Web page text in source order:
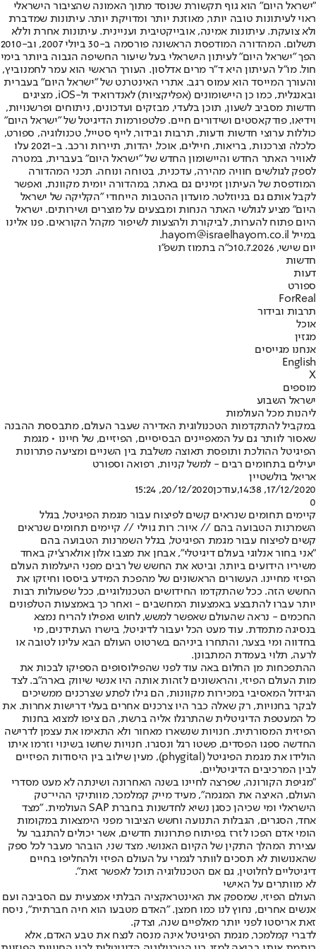
"ישראל היום" הוא גוף תקשורת שנוסד מתוך האמונה שהציבור הישראלי
ראוי לעיתונות טובה יותר, מאוזנת יותר ומדויקת יותר. עיתונות שמדברת
ולא צועקת. עיתונות אמינה, אובייקטיבית ועניינית. עיתונות אחרת וללא
תשלום. המהדורה המודפסת הראשונה פורסמה ב-30 ביולי 2007, וב-2010
הפך "ישראל היום" לעיתון הישראלי בעל שיעור החשיפה הגבוה ביותר בימי
חול. מו"ל העיתון היא ד"ר מרים אדלסון. העורך הראשי הוא עמר לחמנוביץ,
והעורך המייסד הוא עמוס רגב. אתרי האינטרנט של "ישראל היום" בעברית
ובאנגלית, כמו כן היישומונים (אפליקציות) לאנדרואיד ול-iOS, מציגים
חדשות מסביב לשעון, תוכן בלעדי, מבזקים ועדכונים, ניתוחים ופרשנויות,
וידיאו, פודקאסטים ושידורים חיים. פלטפורמות הדיגיטל של "ישראל היום"
כוללות ערוצי חדשות ודעות, תרבות ובידור, לייף סטייל, טכנולוגיה, ספורט,
כלכלה וצרכנות, בריאות, חיילים, אוכל, יהדות, תיירות ורכב. ב-2021 עלו
לאוויר האתר החדש והיישומון החדש של "ישראל היום" בעברית, במטרה
לספק לגולשים חוויה מהירה, עדכנית, בטוחה ונוחה. תכני המהדורה
המודפסת של העיתון זמינים גם באתר, במהדורה יומית מקוונת, ואפשר
לקבל אותם גם בניוזלטר. מועדון ההטבות הייחודי "הקליקה של ישראל
היום" מציע לגולשי האתר הנחות ומבצעים על מוצרים ושירותים. ישראל
היום פתוח להערות, לביקורת ולהצעות לשיפור מקהל הקוראים. פנו אלינו
במייל hayom@israelhayom.co.il.
יום שישי, 10.7.2026
כ"ה בתמוז תשפ"ו
חדשות
דעות
ספורט
ForReal
תרבות ובידור
אוכל
מגזין
אנחנו מגייסים
English
X
מוספים
ישראל השבוע
ליהנות מכל העולמות
במקביל להתקדמות הטכנולוגית האדירה שעבר העולם, מתבססת ההבנה
שאסור לוותר גם על המאפיינים הבסיסיים, הפיזיים, של חיינו • מגמת
הפיגיטל ההולכת ותופסת תאוצה משלבת בין השניים ומציעה פתרונות
יעילים בתחומים רבים - למשל קניות, רפואה וספורט
אריאל בולשטיין
17/12/2020, 14:38
,עודכן20/12/2020, 15:24
0
קיימים תחומים שנראים קשים לפיצוח עבור מגמת הפיגיטל, בגלל
השמרנות הטבועה בהם // איור: רות גוילי // קיימים תחומים שנראים
קשים לפיצוח עבור מגמת הפיגיטל, בגלל השמרנות הטבועה בהם
"אני בחור אנלוגי בעולם דיגיטלי", אבחן את מצבו אלון אולארצ'יק באחד
משיריו הידועים ביותר, וביטא את החשש של רבים מפני היעלמות העולם
הפיזי מחיינו. העשורים הראשונים של מהפכת המידע ביססו וחיזקו את
החשש הזה. ככל שהתקדמו החידושים הטכנולוגיים, ככל שפעולות רבות
יותר עברו להתבצע באמצעות המחשבים - ואחר כך באמצעות הטלפונים
החכמים - נראה שהעולם שאפשר למשש, לחוש ואפילו להריח נמצא
בנסיגה מתמדת. עוד מעט הכל יעבור לדיגיטל, בישרו העתידנים, מי
בחדווה ומי בצער, והתחרו ביניהם בשרטוט העולם הבא עלינו לטובה או
לרעה, תלוי בעמדת המתבונן.
ההתפכחות מן החלום באה עוד לפני שהפילוסופים הספיקו לבכות את
מות העולם הפיזי, והראשונים לזהות אותה היו אנשי שיווק בארה"ב. לצד
הגידול המאסיבי במכירות מקוונות, הם גילו לפתע שצרכנים ממשיכים
לבקר בחנויות, רק שאלה כבר היו צרכנים אחרים בעלי דרישות אחרות. את
כל המעטפת הדיגיטלית שהתרגלו אליה ברשת, הם ציפו למצוא בחנות
הפיזית המסורתית. חנויות שנשארו מאחור ולא התאימו את עצמן לדרישה
החדשה ספגו הפסדים, פשטו רגל ונסגרו. חנויות שחשו בשינוי וזרמו איתו
הולידו את מגמת הפיגיטל (phygital), מעין שילוב בין היסודות הפיזיים
לבין המרכיבים הדיגיטליים.
"מגיפת הקורונה, שפרצה לחיינו בשנה האחרונה ושינתה לא מעט מסדרי
העולם, האיצה את המגמה", מעיד מייק קמלמכר, מוותיקי ההיי־טק
הישראלי ומי שכיהן כסגן נשיא לחדשנות בחברת SAP העולמית. "מצד
אחד, הסגרים, הגבלות התנועה וחשש הציבור מפני הימצאות במקומות
הומי אדם הפכו לזרז בפיתוח פתרונות חדשים, אשר יכולים להתגבר על
עצירת המהלך התקין של הקיום האנושי. מצד שני, הובהר מעבר לכל ספק
שהאנושות לא תסכים לוותר לגמרי על העולם הפיזי ולהחליפו בחיים
דיגיטליים לחלוטין, גם אם הטכנולוגיה תוכל לאפשר זאת".
לא מוותרים על האישי
העולם הפיזי, שמספק את האינטראקציה הבלתי אמצעית עם הסביבה ועם
אנשים אחרים, נחוץ לנו כמו חמצן. "האדם מטבעו הוא חיה חברתית", ניסח
זאת אריסטו לפני יותר מאלפיים שנה, וצדק.
לדברי קמלמכר, מגמת הפיגיטל אינה מנסה לנצח את טבע האדם, אלא